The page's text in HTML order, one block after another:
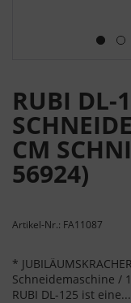
RUBI DL-
CM
56924)
Artikel-Nr.: FA11087
*
Schneidemaschine /
RUBI DL-125 ist eine...